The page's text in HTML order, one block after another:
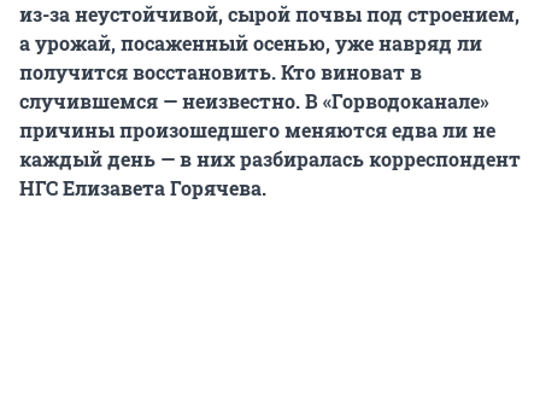
из-за неустойчивой, сырой почвы под строением,
а урожай, посаженный осенью, уже навряд ли
получится восстановить. Кто виноват в
случившемся — неизвестно. В «Горводоканале»
причины произошедшего меняются едва ли не
каждый день — в них разбиралась корреспондент
НГС Елизавета Горячева.